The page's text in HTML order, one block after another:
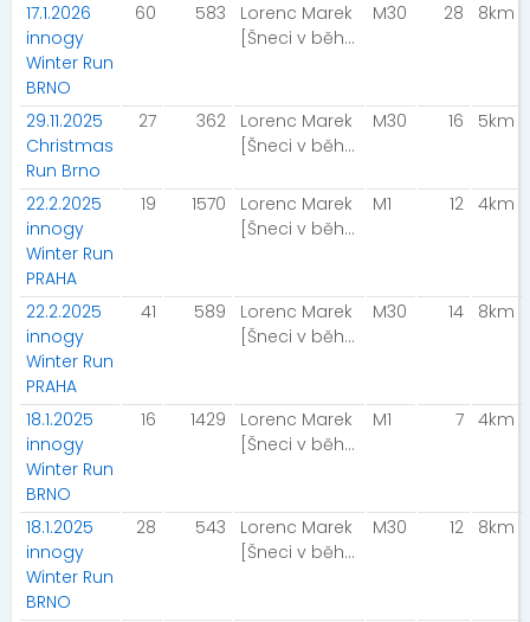
17.1.2026
innogy
Winter Run
BRNO
60 583
Lorenc Marek
[Šneci v běhu]
M30 28 8km
29.11.2025
Christmas
Run Brno
27 362
Lorenc Marek
[Šneci v běhu]
M30 16 5km
22.2.2025
innogy
Winter Run
PRAHA
19 1570
Lorenc Marek
[Šneci v běhu]
M1 12 4km
22.2.2025
innogy
Winter Run
PRAHA
41 589
Lorenc Marek
[Šneci v běhu]
M30 14 8km
18.1.2025
innogy
Winter Run
BRNO
16 1429
Lorenc Marek
[Šneci v běhu]
M1 7 4km
18.1.2025
innogy
Winter Run
BRNO
28 543
Lorenc Marek
[Šneci v běhu]
M30 12 8km